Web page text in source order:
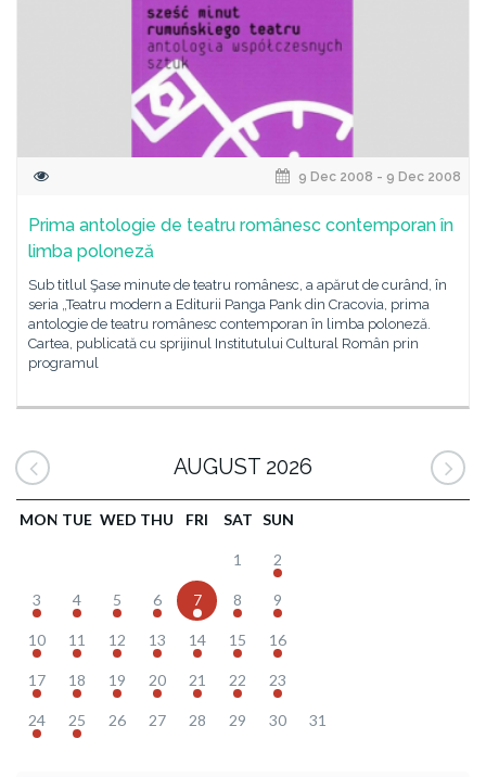
9 Dec 2008 - 9 Dec 2008
Prima antologie de teatru românesc contemporan în
limba poloneză
Sub titlul Şase minute de teatru românesc, a apărut de curând, în
seria „Teatru modern a Editurii Panga Pank din Cracovia, prima
antologie de teatru românesc contemporan în limba poloneză.
Cartea, publicată cu sprijinul Institutului Cultural Român prin
programul
AUGUST 2026
MON TUE WED THU FRI SAT SUN
1 2
3 4 5 6 7 8 9
10 11 12 13 14 15 16
17 18 19 20 21 22 23
24 25 26 27 28 29 30 31